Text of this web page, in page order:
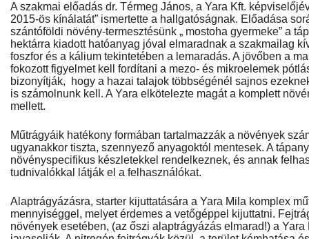
A szakmai előadás dr. Térmeg János, a Yara Kft.
2015-ös kínálatát” ismertette a hallgatóságnak. Előadása
szántóföldi növény-termesztésünk „ mostoha gyermeke” a
hektárra kiadott hatóanyag jóval elmaradnak a szakmailag
foszfor és a kálium tekintetében a lemaradás. A jövőben a
fokozott figyelmet kell fordítani a mezo- és mikroelemek
bizonyítják, hogy a hazai talajok többségénél sajnos
is számolnunk kell. A Yara elkötelezte magát a komplett
mellett.
Műtrágyáik hatékony formában tartalmazzák a növények
ugyanakkor tiszta, szennyező anyagoktól mentesek. A
növényspecifikus készletekkel rendelkeznek, és annak
tudnivalókkal látják el a felhasználókat.
Alaptrágyázásra, starter kijuttatására a Yara Mila komplex
mennyiséggel, melyet érdemes a vetőgéppel kijuttatni.
növények esetében, (az őszi alaptrágyázás elmarad!) a